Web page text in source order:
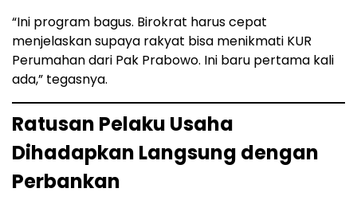
“Ini program bagus. Birokrat harus cepat
menjelaskan supaya rakyat bisa menikmati KUR
Perumahan dari Pak Prabowo. Ini baru pertama kali
ada,” tegasnya.
Ratusan Pelaku Usaha
Dihadapkan Langsung dengan
Perbankan